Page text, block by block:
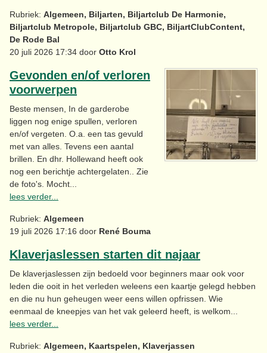
Rubriek: Algemeen, Biljarten, Biljartclub De Harmonie,
Biljartclub Metropole, Biljartclub GBC, BiljartClubContent,
De Rode Bal
20 juli 2026 17:34 door Otto Krol
Gevonden en/of verloren
voorwerpen
Beste mensen, In de garderobe
liggen nog enige spullen, verloren
en/of vergeten. O.a. een tas gevuld
met van alles. Tevens een aantal
brillen. En dhr. Hollewand heeft ook
nog een berichtje achtergelaten.. Zie
de foto's. Mocht...
lees verder...
Rubriek: Algemeen
19 juli 2026 17:16 door René Bouma
Klaverjaslessen starten dit najaar
De klaverjaslessen zijn bedoeld voor beginners maar ook voor
leden die ooit in het verleden weleens een kaartje gelegd hebben
en die nu hun geheugen weer eens willen opfrissen. Wie
eenmaal de kneepjes van het vak geleerd heeft, is welkom...
lees verder...
Rubriek: Algemeen, Kaartspelen, Klaverjassen